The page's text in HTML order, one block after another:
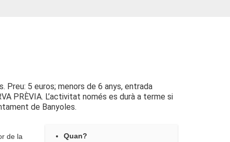
Preu: 5 euros; menors de 6 anys, entrada
PRÈVIA. L’activitat només es durà a terme si
de Banyoles.
de la
Quan?